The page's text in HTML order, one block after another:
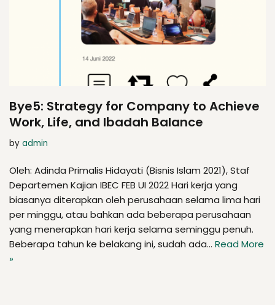
Bye5: Strategy for Company to Achieve
Work, Life, and Ibadah Balance
by admin
Oleh: Adinda Primalis Hidayati (Bisnis Islam 2021), Staf
Departemen Kajian IBEC FEB UI 2022 Hari kerja yang
biasanya diterapkan oleh perusahaan selama lima hari
per minggu, atau bahkan ada beberapa perusahaan
yang menerapkan hari kerja selama seminggu penuh.
Beberapa tahun ke belakang ini, sudah ada… Read More
»